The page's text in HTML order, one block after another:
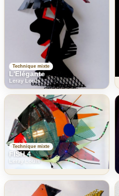
Technique mixte
L'Elégante
Leray Louis
Technique mixte
FISH 4
Leray Louis